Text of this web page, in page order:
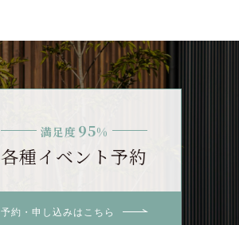
満足度 95%
各種イベント予約
予約・申し込みはこちら